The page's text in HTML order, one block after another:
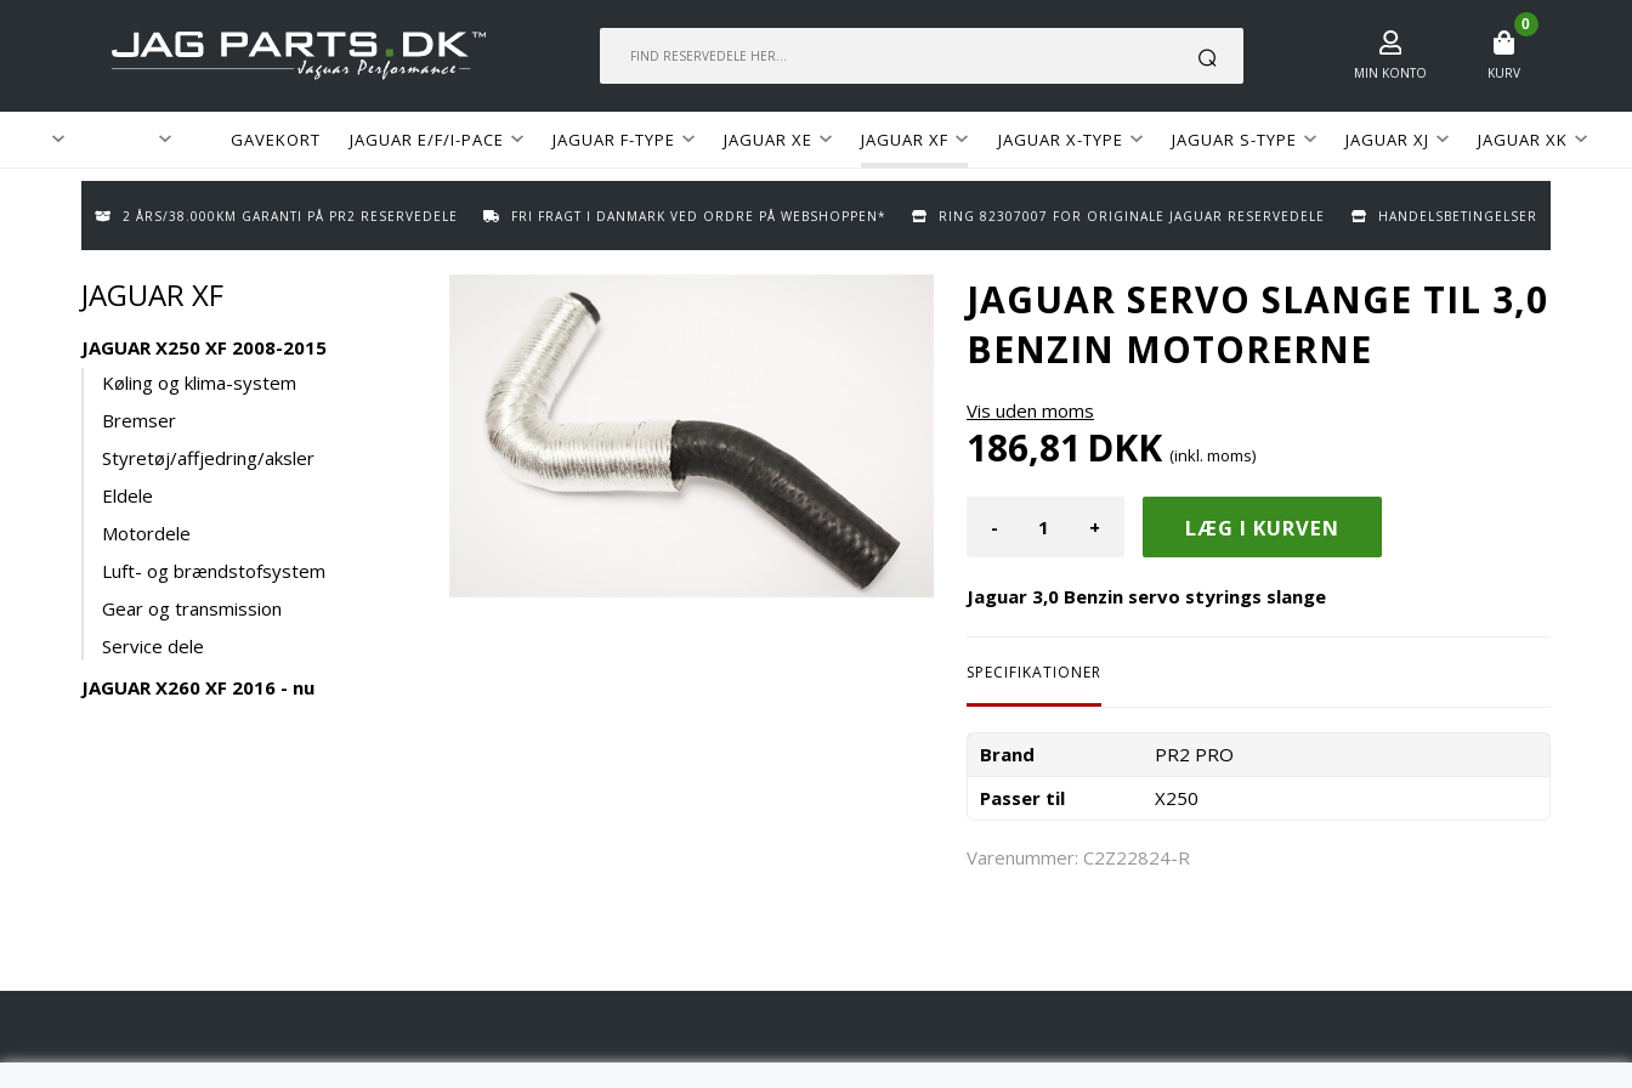
MIN KONTO
0
KURV
GAVEKORT JAGUAR E/F/I-PACE JAGUAR F-TYPE JAGUAR XE JAGUAR XF JAGUAR X-TYPE JAGUAR S-TYPE JAGUAR XJ JAGUAR XK
2 ÅRS/38.000KM GARANTI PÅ PR2 RESERVEDELE FRI FRAGT I DANMARK VED ORDRE PÅ WEBSHOPPEN* RING 82307007 FOR ORIGINALE JAGUAR RESERVEDELE HANDELSBETINGELSER
JAGUAR XF
JAGUAR X250 XF 2008-2015
Køling og klima-system
Bremser
Styretøj/affjedring/aksler
Eldele
Motordele
Luft- og brændstofsystem
Gear og transmission
Service dele
JAGUAR X260 XF 2016 - nu
JAGUAR SERVO SLANGE TIL 3,0
BENZIN MOTORERNE
Vis uden moms
186,81 DKK (inkl. moms)
- +
Jaguar 3,0 Benzin servo styrings slange
SPECIFIKATIONER
Brand
PR2 PRO
Passer til
X250
Varenummer: C2Z22824-R